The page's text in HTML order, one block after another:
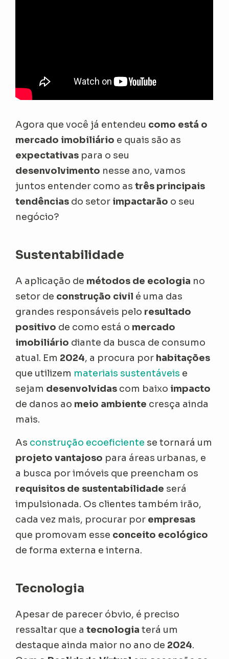
Agora que você já entendeu como está o
mercado imobiliário e quais são as
expectativas para o seu
desenvolvimento nesse ano, vamos
juntos entender como as três principais
tendências do setor impactarão o seu
negócio?
Sustentabilidade
A aplicação de métodos de ecologia no
setor de construção civil é uma das
grandes responsáveis pelo resultado
positivo de como está o mercado
imobiliário diante da busca de consumo
atual. Em 2024, a procura por habitações
que utilizem materiais sustentáveis e
sejam desenvolvidas com baixo impacto
de danos ao meio ambiente cresça ainda
mais.
As construção ecoeficiente se tornará um
projeto vantajoso para áreas urbanas, e
a busca por imóveis que preencham os
requisitos de sustentabilidade será
impulsionada. Os clientes também irão,
cada vez mais, procurar por empresas
que promovam esse conceito ecológico
de forma externa e interna.
Tecnologia
Apesar de parecer óbvio, é preciso
ressaltar que atecnologia terá um
destaque ainda maior no ano de 2024.